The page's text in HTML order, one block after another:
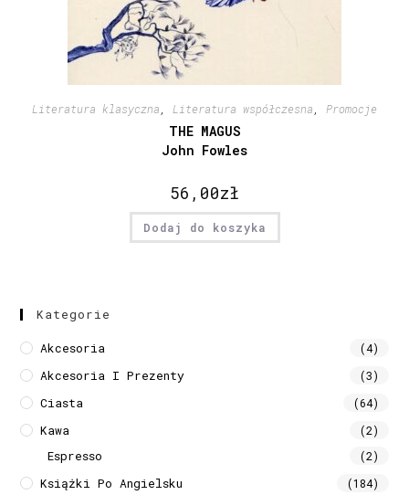
Literatura klasyczna Literatura współczesna Promocje
THE MAGUS
John Fowles
56,00zł
Dodaj do koszyka
Kategorie
Akcesoria (4)
Akcesoria I Prezenty (3)
Ciasta (64)
Kawa (2)
Espresso (2)
Książki Po Angielsku (184)